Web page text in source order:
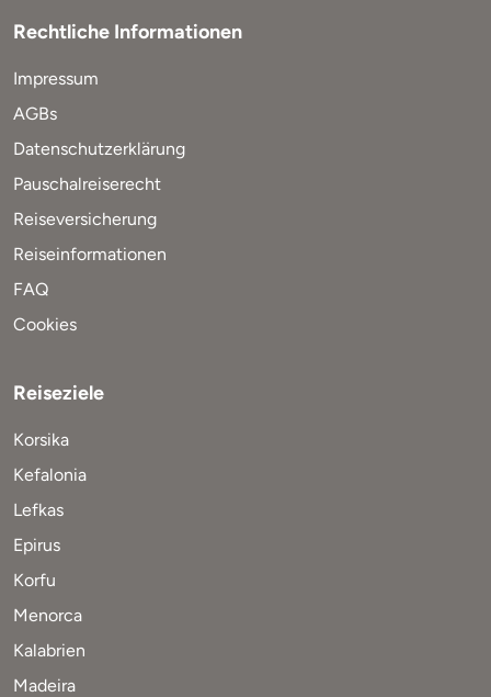
Rechtliche Informationen
Impressum
AGBs
Datenschutzerklärung
Pauschalreiserecht
Reiseversicherung
Reiseinformationen
FAQ
Cookies
Reiseziele
Korsika
Kefalonia
Lefkas
Epirus
Korfu
Menorca
Kalabrien
Madeira